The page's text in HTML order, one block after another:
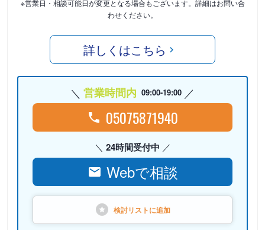
※営業日・相談可能日が変更となる場合もございます。詳細はお問い合
わせください。
詳しくはこちら
営業時間内 09:00-19:00
05075871940
24時間受付中
Webで相談
検討リストに追加